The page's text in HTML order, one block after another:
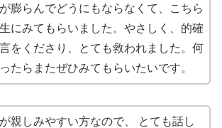
膨らんでどうにもならなくて、こちら
にみてもらいました。やさしく、的確
をくださり、とても救われました。何
たらまたぜひみてもらいたいです。
親しみやすい方なので、 とても話し